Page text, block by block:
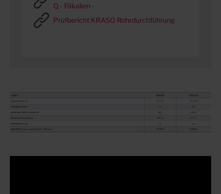
Q - Fäkalien -
Prüfbericht KRASO Rohrdurchführung